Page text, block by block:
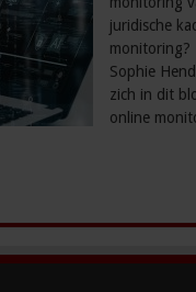
juridische
monitoring?
Sophie
zich in dit
online